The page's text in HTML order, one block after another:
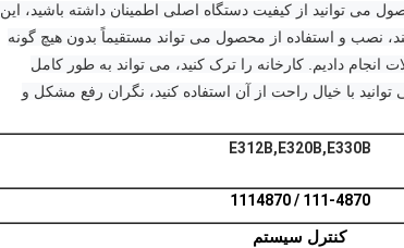
می توانید از کیفیت دستگاه اصلی اطمینان داشته باشید، این
نصب و استفاده از محصول می تواند مستقیماً بدون هیچ گونه
دادیم. کارخانه را ترک کنید، می تواند به طور کامل
توانید با خیال راحت از آن استفاده کنید، نگران رفع مشکل و
E312B,E320B,E330B
111-4870 / 1114870
کنترل سیستم